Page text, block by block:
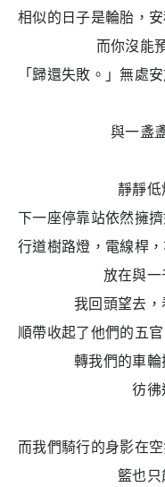
相似的日子是輪胎，
而你沒能
「歸還失敗。」無處
與一盞
靜靜
下一座停靠站依然擁
行道樹路燈，電線桿
放在與
我回頭望去
順帶收起了他們的五
轉我們的車
彷
而我們騎行的身影在
籃也